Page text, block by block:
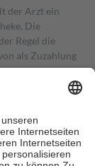
der Arzt ein
Die
Regel die
als Zuzahlung
von zehn
die tatsächlichen
Apotheken.
die